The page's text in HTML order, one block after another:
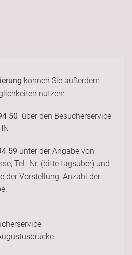
können Sie außerdem
nutzen:
50 über den Besucherservice
59 unter der Angabe von
Tel.-Nr. (bitte tagsüber) und
der Vorstellung, Anzahl der